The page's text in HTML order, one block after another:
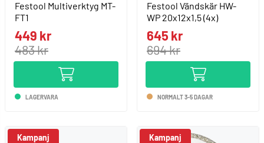
Festool Multiverktyg MT-
FT1
449 kr
483 kr
LAGERVARA
Festool Vändskär HW-
WP 20x12x1,5 (4x)
645 kr
694 kr
NORMALT 3-5 DAGAR
Kampanj Kampanj